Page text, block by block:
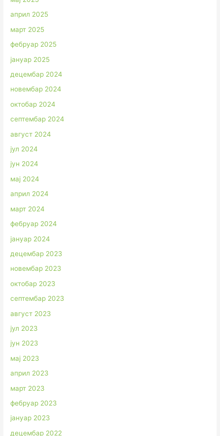
април 2025
март 2025
фебруар 2025
јануар 2025
децембар 2024
новембар 2024
октобар 2024
септембар 2024
август 2024
јул 2024
јун 2024
мај 2024
април 2024
март 2024
фебруар 2024
јануар 2024
децембар 2023
новембар 2023
октобар 2023
септембар 2023
август 2023
јул 2023
јун 2023
мај 2023
април 2023
март 2023
фебруар 2023
јануар 2023
децембар 2022